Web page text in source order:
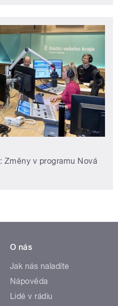
Změny v programu Nová
O nás
Jak nás naladíte
Nápověda
Lidé v rádiu